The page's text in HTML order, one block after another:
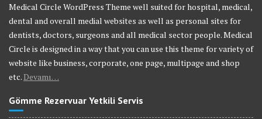
Medical Circle WordPress Theme well suited for hospital, medical,
dental and overall medial websites as well as personal sites for
dentists, doctors, surgeons and all medical sector people. Medical
Circle is designed in a way that you can use this theme for variety of
website like business, corporate, one page, multipage and shop
etc. Devamı…
Gömme Rezervuar Yetkili Servis